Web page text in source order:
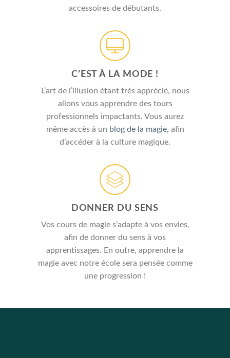
accessoires de débutants.
C’EST À LA MODE !
L’art de l’illusion étant très apprécié, nous
allons vous apprendre des tours
professionnels impactants. Vous aurez
même accès à un blog de la magie, afin
d’accéder à la culture magique.
DONNER DU SENS
Vos cours de magie s’adapte à vos envies,
afin de donner du sens à vos
apprentissages. En outre, apprendre la
magie avec notre école sera pensée comme
une progression !